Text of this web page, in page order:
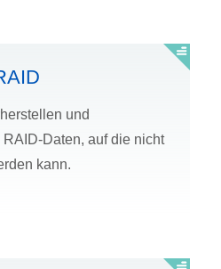
und
Daten, auf die nicht
kann.